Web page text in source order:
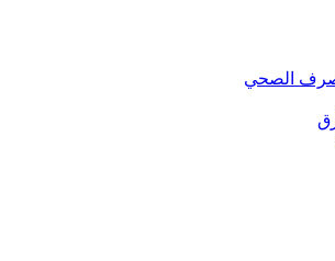
الصحي